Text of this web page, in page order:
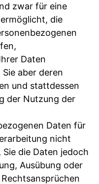
zwar für eine
die
Daten
aber deren
und stattdessen
der Nutzung der
Daten für
nicht
die Daten jedoch
Ausübung oder